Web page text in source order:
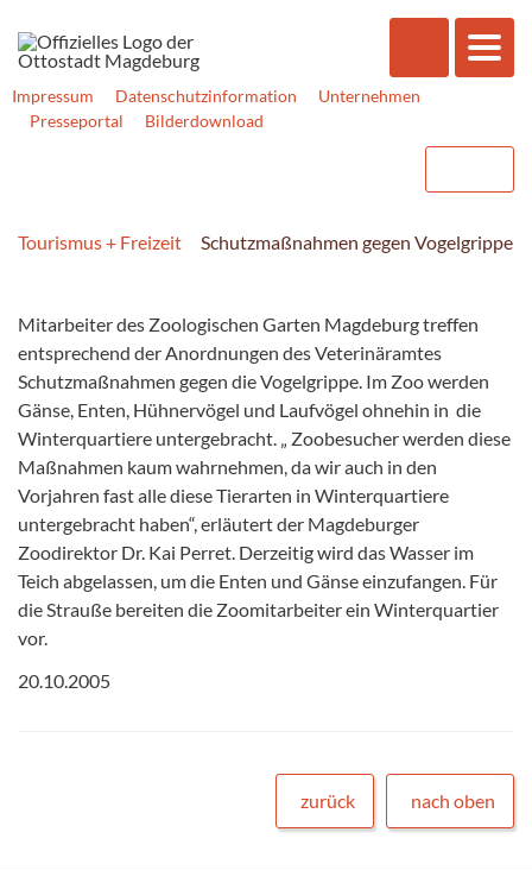
Impressum Datenschutzinformation
Unternehmen
Presseportal
Bilderdownload
Tourismus + Freizeit Schutzmaßnahmen gegen Vogelgrippe
Mitarbeiter des Zoologischen Garten Magdeburg treffen
entsprechend der Anordnungen des Veterinäramtes
Schutzmaßnahmen gegen die Vogelgrippe. Im Zoo werden
Gänse, Enten, Hühnervögel und Laufvögel ohnehin in die
Winterquartiere untergebracht. „ Zoobesucher werden diese
Maßnahmen kaum wahrnehmen, da wir auch in den
Vorjahren fast alle diese Tierarten in Winterquartiere
untergebracht haben“, erläutert der Magdeburger
Zoodirektor Dr. Kai Perret. Derzeitig wird das Wasser im
Teich abgelassen, um die Enten und Gänse einzufangen. Für
die Strauße bereiten die Zoomitarbeiter ein Winterquartier
vor.
20.10.2005
zurück nach oben